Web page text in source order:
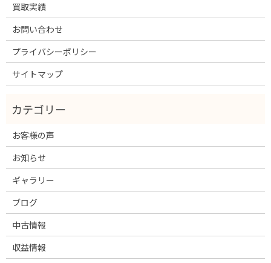
買取実績
お問い合わせ
プライバシーポリシー
サイトマップ
お客様の声
お知らせ
ギャラリー
ブログ
中古情報
収益情報